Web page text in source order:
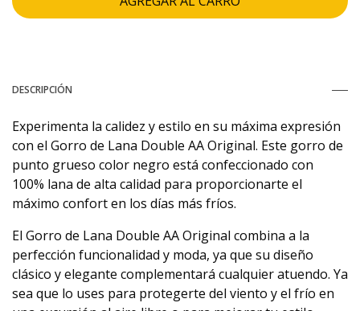
DESCRIPCIÓN
Experimenta la calidez y estilo en su máxima expresión
con el Gorro de Lana Double AA Original. Este gorro de
punto grueso color negro está confeccionado con
100% lana de alta calidad para proporcionarte el
máximo confort en los días más fríos.
El Gorro de Lana Double AA Original combina a la
perfección funcionalidad y moda, ya que su diseño
clásico y elegante complementará cualquier atuendo. Ya
sea que lo uses para protegerte del viento y el frío en